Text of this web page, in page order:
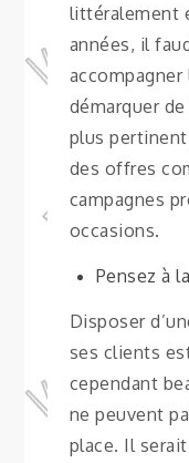
littéralement
années, il
démarquer
plus
des offres
campagnes
occasions.
Pensez à
Disposer
ses clients
cependant
ne peuvent
place. Il